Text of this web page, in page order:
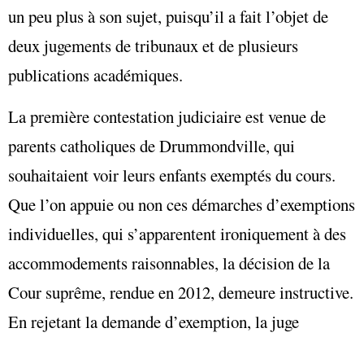
un peu plus à son sujet, puisqu’il a fait l’objet de
deux jugements de tribunaux et de plusieurs
publications académiques.
La première contestation judiciaire est venue de
parents catholiques de Drummondville, qui
souhaitaient voir leurs enfants exemptés du cours.
Que l’on appuie ou non ces démarches d’exemptions
individuelles, qui s’apparentent ironiquement à des
accommodements raisonnables, la décision de la
Cour suprême, rendue en 2012, demeure instructive.
En rejetant la demande d’exemption, la juge